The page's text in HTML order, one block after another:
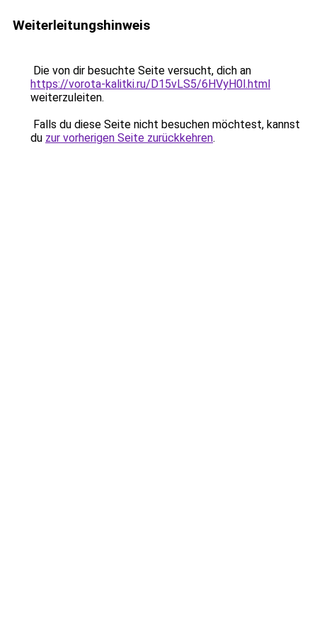
Weiterleitungshinweis
Die von dir besuchte Seite versucht, dich an
https://vorota-kalitki.ru/D15vLS5/6HVyH0l.html
weiterzuleiten.
Falls du diese Seite nicht besuchen möchtest, kannst
du zur vorherigen Seite zurückkehren.